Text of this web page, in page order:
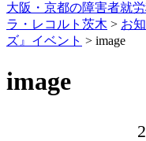
大阪・京都の障害者就
ラ・レコルト茨木 > お
ズ』イベント > image
image